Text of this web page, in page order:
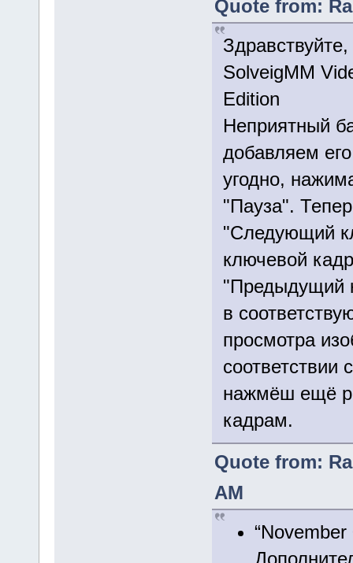
Quote from:
Здравствуйте,
SolveigMM
Edition
Неприятный
добавляем
угодно,
"Пауза".
"Следующий
ключевой
"Предыдущий
в
просмотра
нажмёш ещё
кадрам.
Quote from:
AM